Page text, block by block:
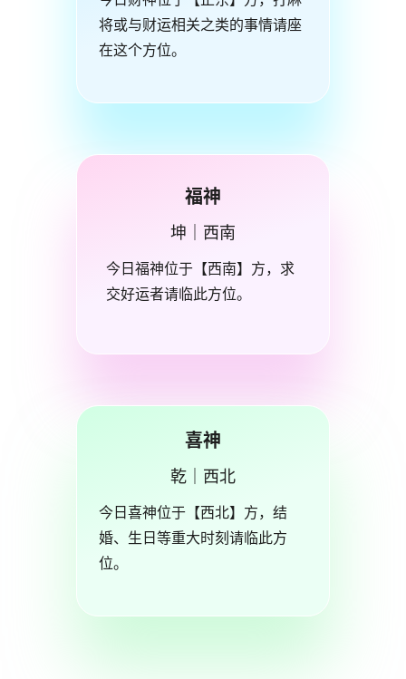
将或与财运相关之类的事情请座
在这个方位。
福神
坤｜西南
今日福神位于【西南】方，求
交好运者请临此方位。
喜神
乾｜西北
今日喜神位于【西北】方，结
婚、生日等重大时刻请临此方
位。